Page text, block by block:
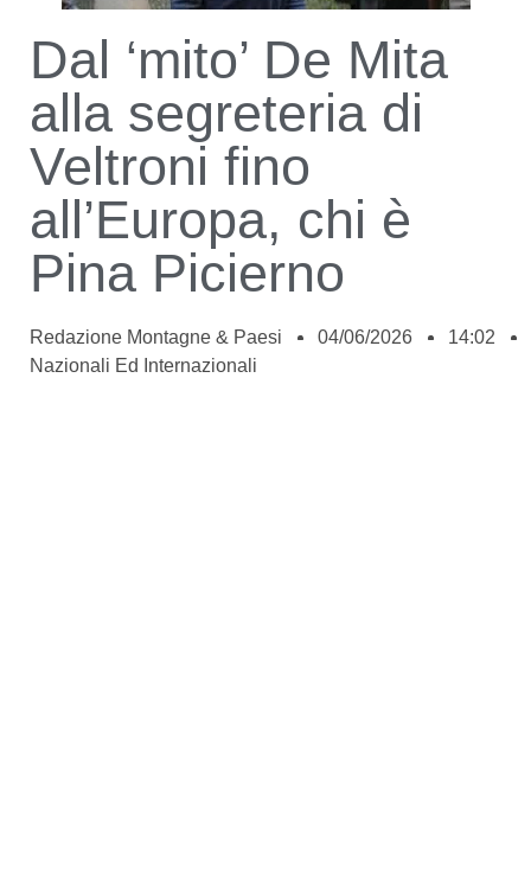
Dal ‘mito’ De Mita
alla segreteria di
Veltroni fino
all’Europa, chi è
Pina Picierno
Redazione Montagne & Paesi 04/06/2026
14:02
Nazionali Ed Internazionali